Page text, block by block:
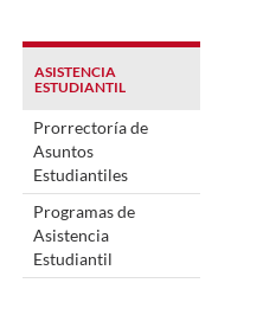
ASISTENCIA
ESTUDIANTIL
Prorrectoría de
Asuntos
Estudiantiles
Programas de
Asistencia
Estudiantil